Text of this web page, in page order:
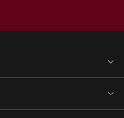

